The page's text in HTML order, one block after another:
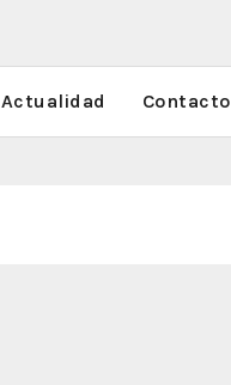
Actualidad Contacto